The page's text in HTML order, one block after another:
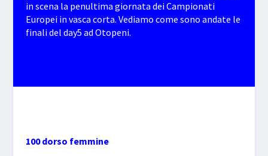
in scena la penultima giornata dei Campionati
Europei in vasca corta. Vediamo come sono andate le
finali del day5 ad Otopeni.
100 dorso femmine